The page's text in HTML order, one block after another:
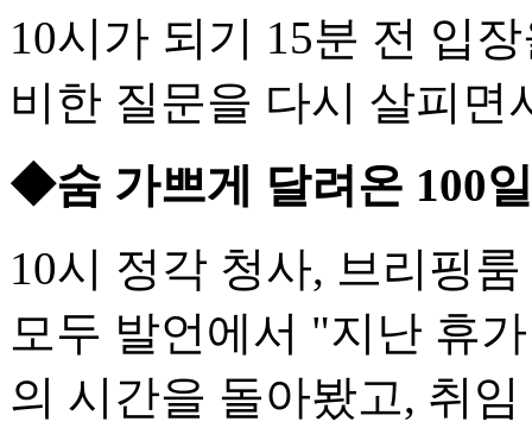
10시가 되기 15분 전 입
비한 질문을 다시 살피면
◆숨 가쁘게 달려온 100
10시 정각 청사, 브리핑
모두 발언에서 "지난 휴
의 시간을 돌아봤고, 취